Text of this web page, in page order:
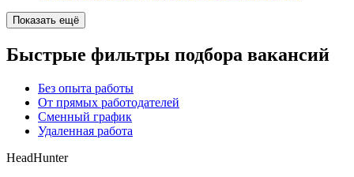
Показать ещё
Быстрые фильтры подбора вакансий
Без опыта работы
От прямых работодателей
Сменный график
Удаленная работа
HeadHunter